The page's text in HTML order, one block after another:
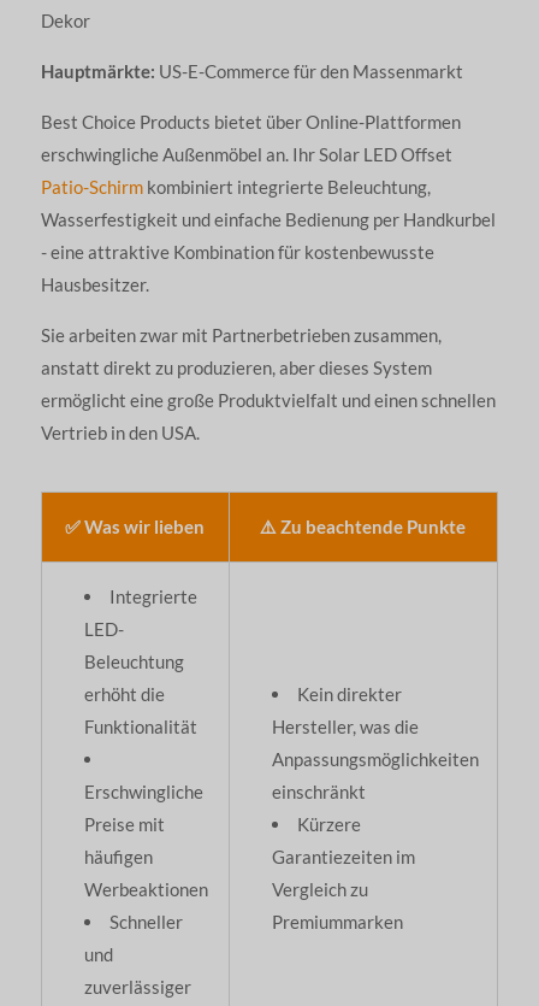
Dekor
Hauptmärkte: US-E-Commerce für den Massenmarkt
Best Choice Products bietet über Online-Plattformen
erschwingliche Außenmöbel an. Ihr Solar LED Offset
Patio-Schirmkombiniert integrierte Beleuchtung,
Wasserfestigkeit und einfache Bedienung per Handkurbel
- eine attraktive Kombination für kostenbewusste
Hausbesitzer.
Sie arbeiten zwar mit Partnerbetrieben zusammen,
anstatt direkt zu produzieren, aber dieses System
ermöglicht eine große Produktvielfalt und einen schnellen
Vertrieb in den USA.
✅ Was wir lieben ⚠️ Zu beachtende Punkte
Integrierte
LED-
Beleuchtung
erhöht die
Funktionalität
Erschwingliche
Preise mit
häufigen
Werbeaktionen
Schneller
und
zuverlässiger
Kein direkter
Hersteller, was die
Anpassungsmöglichkeiten
einschränkt
Kürzere
Garantiezeiten im
Vergleich zu
Premiummarken